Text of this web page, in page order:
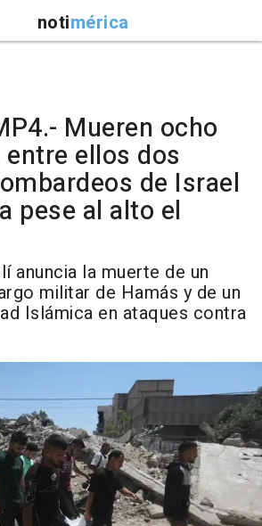
notimérica
Mueren ocho
ellos dos
de Israel
pese al alto el
anuncia la muerte de un
militar de Hamás y de un
Islámica en ataques contra